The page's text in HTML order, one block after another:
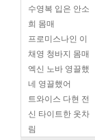
수영복 입은 안소
희 몸매
프로미스나인 이
채영 청바지 몸매
엑신 노바 영끌했
네 영끌했어
트와이스 다현 전
신 타이트한 옷차
림